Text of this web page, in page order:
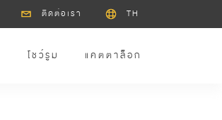
ติดต่อเรา TH
โชว์รูม แคตตาล็อก